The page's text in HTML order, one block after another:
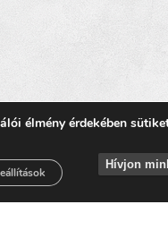
– ideális
helyzetben
élmény érdekében
Hívjon